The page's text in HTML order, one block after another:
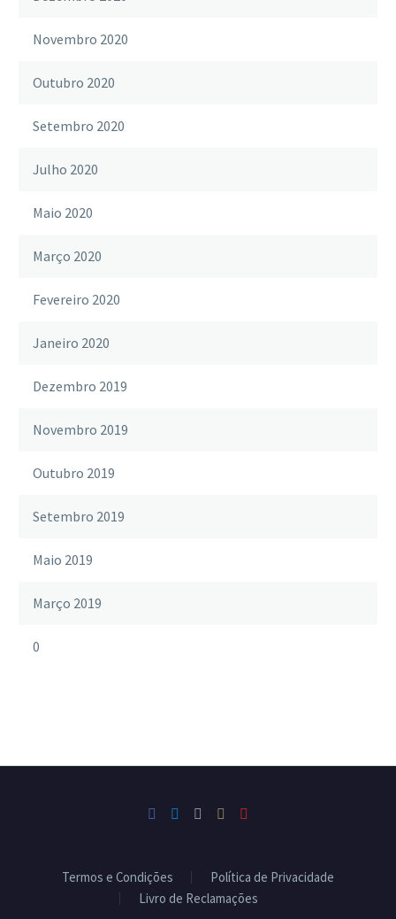
Novembro 2020
Outubro 2020
Setembro 2020
Julho 2020
Maio 2020
Março 2020
Fevereiro 2020
Janeiro 2020
Dezembro 2019
Novembro 2019
Outubro 2019
Setembro 2019
Maio 2019
Março 2019
0
Termos e Condições
Política de Privacidade
Livro de Reclamações